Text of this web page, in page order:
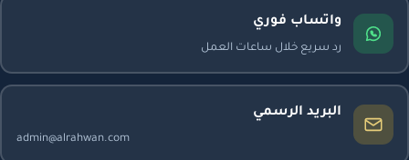
واتساب فوري
رد سريع خلال ساعات العمل
البريد الرسمي
admin@alrahwan.com